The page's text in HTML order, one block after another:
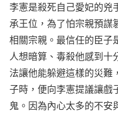
李憲是殺死自己愛妃的兇
承王位，為了怕宗親預謀
相關宗親。最信任的臣子
人想暗算、毒殺他感到十
法讓他能躲避這樣的災難
子時，便向李憲提議讓戲
鬼。因為內心太多的不安